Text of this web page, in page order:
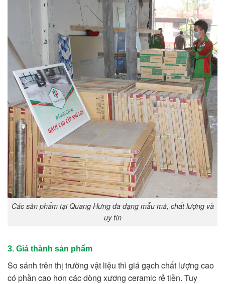
Các sản phẩm tại Quang Hưng đa dạng mẫu mả, chất lượng và
uy tín
3. Giá thành sản phẩm
So sánh trên thị trường vật liệu thì giá gạch chất lượng cao
có phần cao hơn các dòng xương ceramic rẻ tiền. Tuy